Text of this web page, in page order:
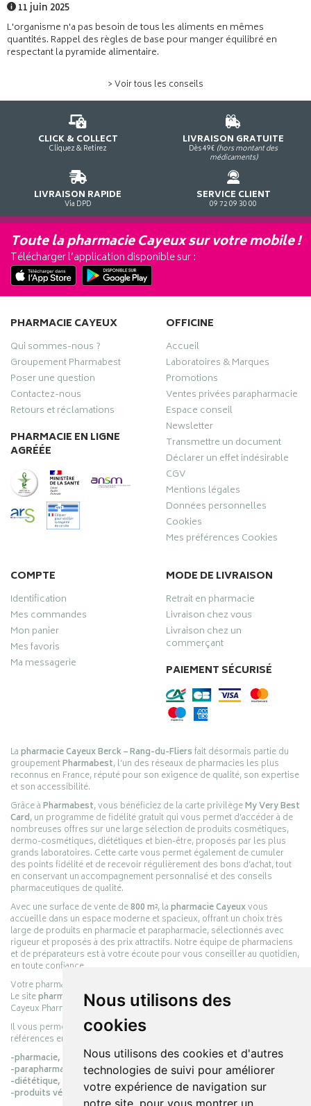
Nous utilisons des
cookies
Nous utilisons des cookies et d'autres
technologies de suivi pour améliorer
votre expérience de navigation sur
notre site, pour vous montrer un
11 juin 2025
L'organisme n'a pas besoin de tous les aliments en mêmes
quantités. Rappel des règles de base pour manger équilibré en
respectant la pyramide alimentaire.
> Voir tous les conseils
CLICK & COLLECT
Cliquez & Retirez
LIVRAISON GRATUITE
Dès 49€ (hors montant des
médicaments)
LIVRAISON RAPIDE
Via DPD
SERVICE CLIENT
09 72 09 30 00
Toute la pharmacie Cayeux sur votre mobile !
Télécharger l’application disponible sur :
PHARMACIE CAYEUX
Qui sommes-nous ?
Groupement Pharmabest
Poser une question
Contactez-nous
Retours et réclamations
PHARMACIE EN LIGNE
AGRÉÉE
OFFICINE
Accueil
Laboratoires & Marques
Promotions
Ventes privées parapharmacie
Espace conseil
Newsletter
Transmettre un document
Déclarer un effet indésirable
CGV
Mentions légales
Données personnelles
Cookies
Mes préférences Cookies
COMPTE
Identification
Mes commandes
Mon panier
Mes favoris
Ma messagerie
MODE DE LIVRAISON
Retrait en pharmacie
Livraison chez vous
Livraison chez un
commerçant
PAIEMENT SÉCURISÉ
Lapharmacie Cayeux Berck – Rang-du-Fliersfait désormais partie du
groupementPharmabest, l’un des réseaux de pharmacies les plus
reconnus en France, réputé pour son exigence de qualité, son expertise
et son accessibilité.
Grâce àPharmabest, vous bénéficiez de la carte privilègeMy Very Best
Card, un programme de fidélité gratuit qui vous permet d’accéder à de
nombreuses offres sur une large sélection de produits cosmétiques,
dermo-cosmétiques, diététiques et bien-être, proposés par les plus
grands laboratoires. Cette carte vous permet également de cumuler
des points fidélité et de recevoir régulièrement des bons d’achat, tout
en conservant un accompagnement personnalisé et des conseils
pharmaceutiques de qualité.
Avec une surface de vente de800 m², lapharmacie Cayeuxvous
accueille dans un espace moderne et spacieux, offrant un choix très
large de produits en pharmacie et parapharmacie, sélectionnés avec
rigueur et proposés à des prix attractifs. Notre équipe de pharmaciens
et de préparateurs est à votre écoute pour vous conseiller au quotidien,
en toute confiance.
Votre pharmacie en ligne :
Le sitepharmacie-cayeux.frest le prolongement digital de la pharmacie
Cayeux Pharmabest Berck-sur-Mer – Rang-du-Fliers.
Il vous permet de réaliser vos achats en ligne parmi des milliers de
références en :
-pharmacie,
-parapharmacie,
-diététique,
-produits vétérinaires.